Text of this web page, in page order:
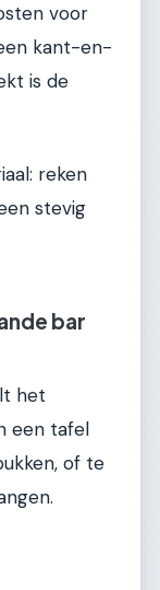
voor
kant-en-
is de
reken
stevig
bar
het
een tafel
of te